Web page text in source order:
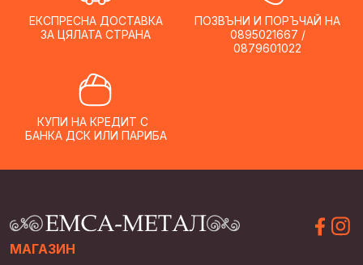
ЕКСПРЕСНА ДОСТАВКА
ЗА ЦЯЛАТА СТРАНА
ПОЗВЪНИ И ПОРЪЧАЙ НА
0895021667 /
0879601022
КУПИ НА КРЕДИТ С
БАНКА ДСК ИЛИ ПАРИБА
МАГАЗИН